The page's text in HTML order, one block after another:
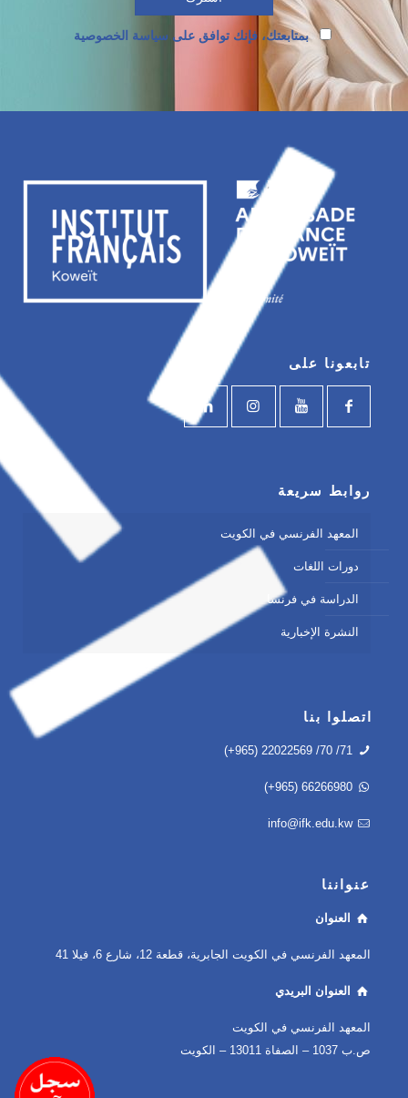
بمتابعتك، فإنك توافق على سياسة الخصوصية
تابعونا على
روابط سريعة
المعهد الفرنسي في الكويت
دورات اللغات
الدراسة في فرنسا
النشرة الإخبارية
اتصلوا بنا
(+965) 22022569 /70 /71
(+965) 66266980
info@ifk.edu.kw
عنواننا
العنوان
المعهد الفرنسي في الكويت الجابرية، قطعة 12، شارع 6، فيلا 41
العنوان البريدي
المعهد الفرنسي في الكويت
ص.ب 1037 – الصفاة 13011 – الكويت